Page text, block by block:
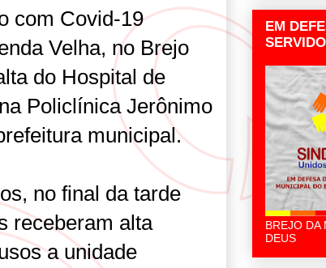
com Covid-19
Velha, no Brejo
do Hospital de
Policlínica Jerônimo
municipal.
no final da tarde
receberam alta
a unidade
EM
BREJO DA
DEUS